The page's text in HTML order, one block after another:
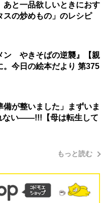
あと一品欲しいときにおす
スの炒めもの」のレシピ
ン やきそばの逆襲』【親
。今日の絵本だより 第375
備が整いました」まずいま
ない――!!!【母は転生して
もっと読む